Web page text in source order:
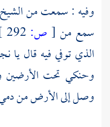
وفيه : سمعت من
سمع من [ ص:
الذي توفي فيه قال يا
وحنكي تحت الأرضين
وصل إلى الأرض من